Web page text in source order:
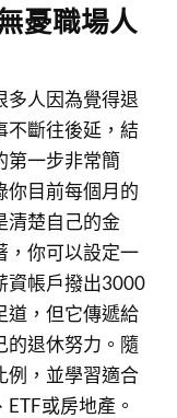
憂職場人
多人因為覺得退
不斷往後延，結
第一步非常簡
你目前每個月的
清楚自己的金
，你可以設定一
資帳戶撥出3000
道，但它傳遞給
的退休努力。隨
例，並學習適合
或房地產。